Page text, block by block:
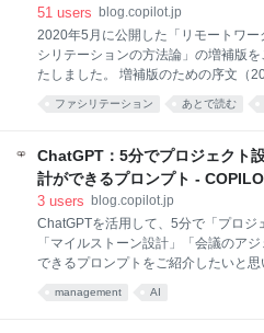
51 users blog.copilot.jp
2020年5月に公開した「リモートワー
シリテーションの方法論」の増補版
たしました。 増補版のための序文（
料 増補版のための序文（2023年10月
コロナウイルスの世界的流行は、私た
くという前提は崩れ、在宅やコワー
が離れた場所から仕事をしていくス
ワーク）は特別なものではなくなりま
ミーティングやリモートワークが普及
「移動からの自由」というものが生
て、移動から自由になることによっ
ものも自由」につながっていったのが
ファシリテーション あとで読む
ChatGPT：5分でプロジェクト
計ができるプロンプト -
3 users blog.copilot.jp
ChatGPTを活用して、5分で「プロジ
「マイルストーン設計」「会議のア
できるプロンプトをご紹介したいと
議のアジェンダ設計」をする際に、
management AI